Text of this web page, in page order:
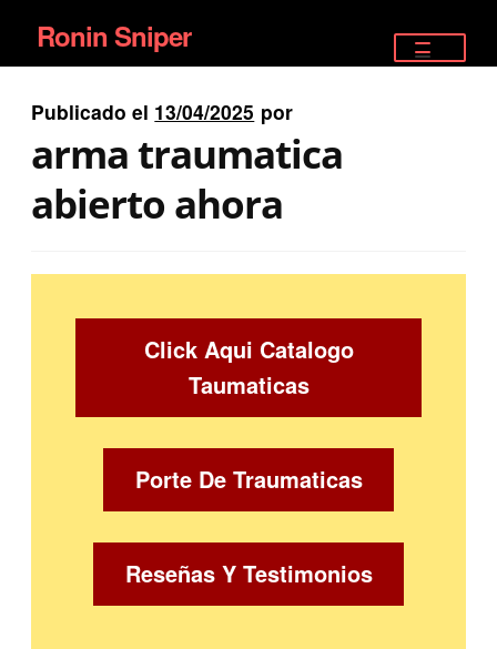
Ir
a
la
navegación
Ir
al
contenido
Ronin Sniper
PISTOLAS
Publicado el 13/04/2025 por
arma traumatica
abierto ahora
Click Aqui Catalogo
Taumaticas
Porte De Traumaticas
Reseñas Y Testimonios